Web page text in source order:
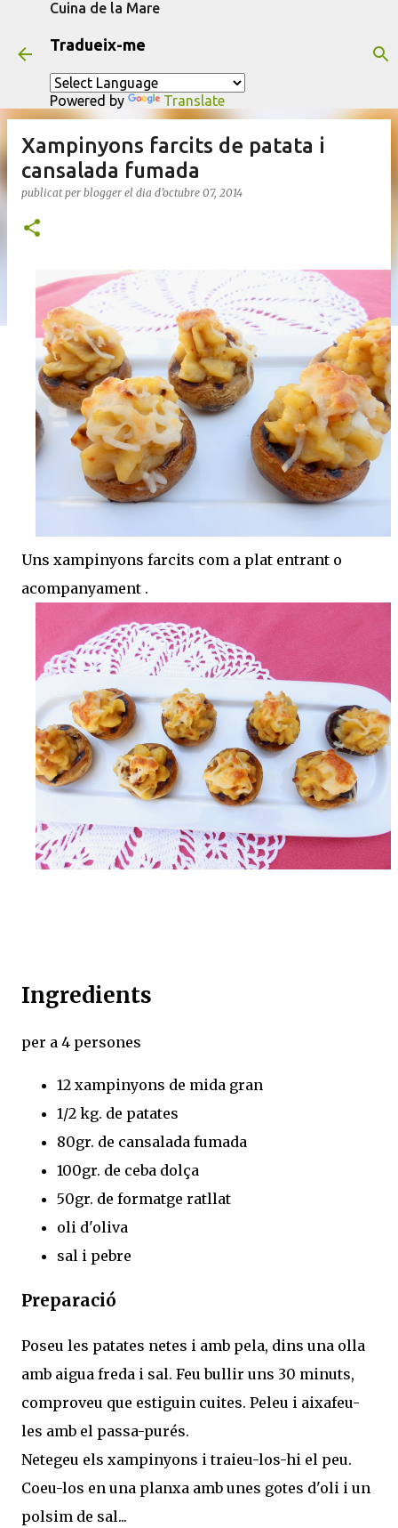
Cuina de la Mare
Tradueix-me
Powered by Translate
Xampinyons farcits de patata i
cansalada fumada
publicat per blogger el dia d’octubre 07, 2014
Uns xampinyons farcits com a plat entrant o
acompanyament .
Ingredients
per a 4 persones
12 xampinyons de mida gran
1/2 kg. de patates
80gr. de cansalada fumada
100gr. de ceba dolça
50gr. de formatge ratllat
oli d'oliva
sal i pebre
Preparació
Poseu les patates netes i amb pela, dins una olla
amb aigua freda i sal. Feu bullir uns 30 minuts,
comproveu que estiguin cuites. Peleu i aixafeu-
les amb el passa-purés.
Netegeu els xampinyons i traieu-los-hi el peu.
Coeu-los en una planxa amb unes gotes d'oli i un
polsim de sal...